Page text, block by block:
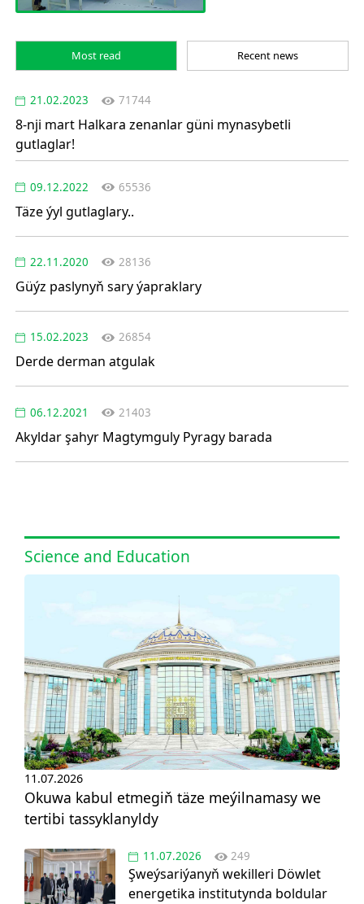
Most read Recent news
21.02.2023 71744
8-nji mart Halkara zenanlar güni mynasybetli
gutlaglar!
09.12.2022 65536
Täze ýyl gutlaglary..
22.11.2020 28136
Güýz paslynyň sary ýapraklary
15.02.2023 26854
Derde derman atgulak
06.12.2021 21403
Akyldar şahyr Magtymguly Pyragy barada
Science and Education
11.07.2026
Okuwa kabul etmegiň täze meýilnamasy we
tertibi tassyklanyldy
11.07.2026 249
Şweýsariýanyň wekilleri Döwlet
energetika institutynda boldular